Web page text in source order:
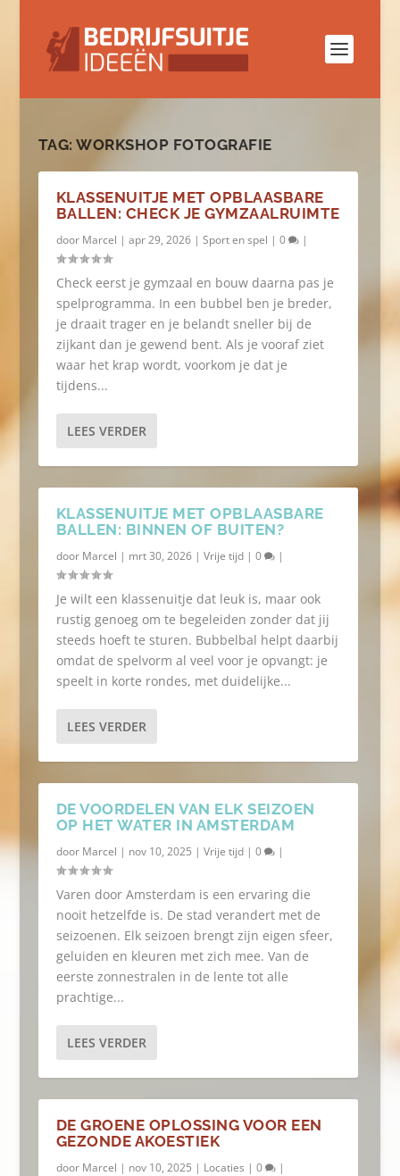
TAG:WORKSHOP FOTOGRAFIE
KLASSENUITJE MET OPBLAASBARE
BALLEN: CHECK JE GYMZAALRUIMTE
door Marcel | apr 29, 2026| Sport en spel | 0 |
Check eerst je gymzaal en bouw daarna pas je
spelprogramma. In een bubbel ben je breder,
je draait trager en je belandt sneller bij de
zijkant dan je gewend bent. Als je vooraf ziet
waar het krap wordt, voorkom je dat je
tijdens...
LEES VERDER
KLASSENUITJE MET OPBLAASBARE
BALLEN: BINNEN OF BUITEN?
door Marcel | mrt 30, 2026| Vrije tijd| 0 |
Je wilt een klassenuitje dat leuk is, maar ook
rustig genoeg om te begeleiden zonder dat jij
steeds hoeft te sturen. Bubbelbal helpt daarbij
omdat de spelvorm al veel voor je opvangt: je
speelt in korte rondes, met duidelijke...
LEES VERDER
DE VOORDELEN VAN ELK SEIZOEN
OP HET WATER IN AMSTERDAM
door Marcel | nov 10, 2025 | Vrije tijd| 0 |
Varen door Amsterdam is een ervaring die
nooit hetzelfde is. De stad verandert met de
seizoenen. Elk seizoen brengt zijn eigen sfeer,
geluiden en kleuren met zich mee. Van de
eerste zonnestralen in de lente tot alle
prachtige...
LEES VERDER
DE GROENE OPLOSSING VOOR EEN
GEZONDE AKOESTIEK
door Marcel | nov 10, 2025 | Locaties | 0 |